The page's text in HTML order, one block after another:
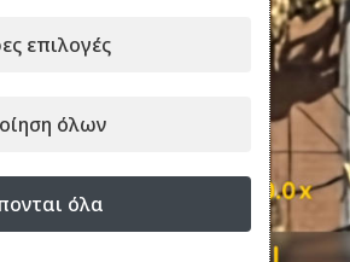
επιλογές
όλων
όλα